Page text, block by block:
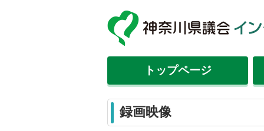
トップページ
録画映像